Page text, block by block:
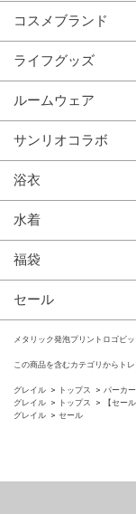
コスメブランド
ライフグッズ
ルームウェア
サンリオコラボ
浴衣
水着
福袋
セール
メタリック発泡プリントロゴビ
この商品を含むカテゴリからト
グレイル トップス
パーカー
グレイル
トップス
【セー
グレイル
セール